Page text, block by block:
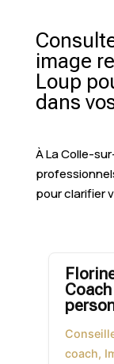
image
Loup
dans
À La Colle-
pour clarifier
coach,